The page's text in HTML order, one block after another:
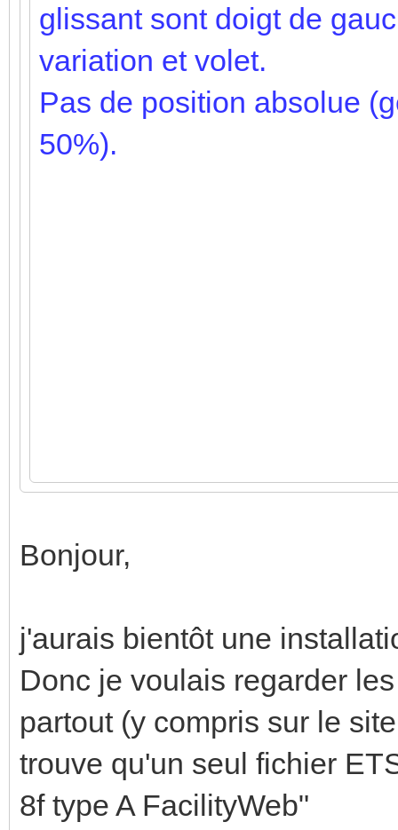
glissant sont doigt de
variation et volet.
Pas de position absolue
50%).
Bonjour,
j'aurais bientôt une
Donc je voulais regarder
partout (y compris sur le
trouve qu'un seul fichier
8f type A FacilityWeb"